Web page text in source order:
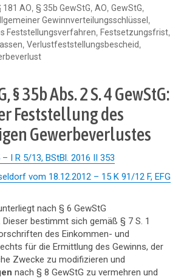
181 AO,§ 35b GewStG,AO,GewStG,
Gewinnverteilungsschlüssel ,
Feststellungsverfahren,Festsetzungsfrist,
,Verlustfeststellungsbescheid,
§ 35b Abs. 2 S. 4 GewStG:
Feststellung des
Gewerbeverlustes
I R 5/13, BStBl. 2016 II 353
vom 18.12.2012 – 15 K 91/12 F, EFG
nach § 6 GewStG
Dieser bestimmt sich gemäß § 7 S. 1
des Einkommen- und
für die Ermittlung des Gewinns, der
Zwecke zu modifizieren und
nach § 8 GewStG zu vermehren und